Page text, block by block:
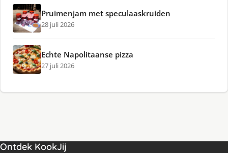
Pruimenjam met speculaaskruiden
28 juli 2026
Echte Napolitaanse pizza
27 juli 2026
Ontdek KookJij